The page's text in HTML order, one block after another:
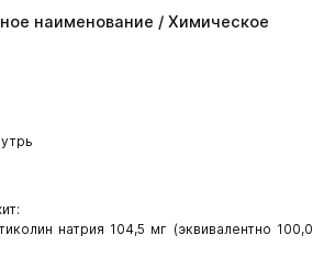
наименование / Химическое
натрия 104,5 мг (эквивалентно 100,0